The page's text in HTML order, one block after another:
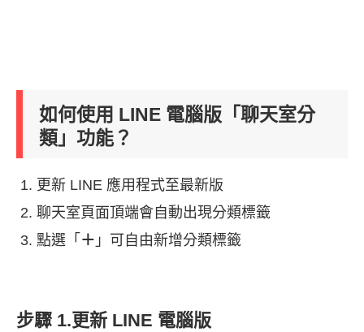
如何使用 LINE 電腦版「聊天室分
類」功能？
更新 LINE 應用程式至最新版
聊天室頁面頂端會自動出現分類標籤
點選「 ＋ 」可自由新增分類標籤
步驟 1.更新 LINE 電腦版